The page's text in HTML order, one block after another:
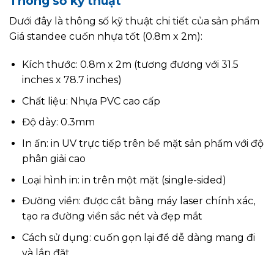
Dưới đây là thông số kỹ thuật chi tiết của sản phẩm
Giá standee cuốn nhựa tốt (0.8m x 2m):
Kích thước: 0.8m x 2m (tương đương với 31.5
inches x 78.7 inches)
Chất liệu: Nhựa PVC cao cấp
Độ dày: 0.3mm
In ấn: in UV trực tiếp trên bề mặt sản phẩm với độ
phân giải cao
Loại hình in: in trên một mặt (single-sided)
Đường viền: được cắt bằng máy laser chính xác,
tạo ra đường viền sắc nét và đẹp mắt
Cách sử dụng: cuốn gọn lại để dễ dàng mang đi